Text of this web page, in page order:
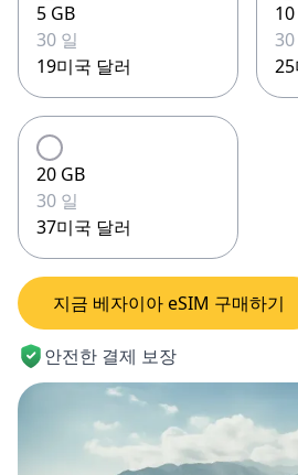
5 GB
30 일
19미국 달러
30
20 GB
30 일
37미국 달러
지금 베자이아 eSIM 구매하기
안전한 결제 보장